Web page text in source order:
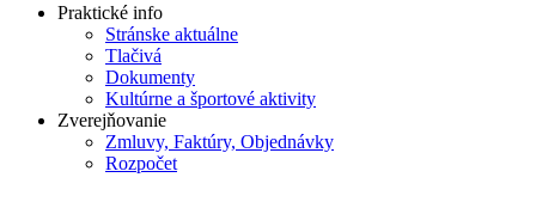
Praktické info
Stránske aktuálne
Tlačivá
Dokumenty
Kultúrne a športové aktivity
Zverejňovanie
Zmluvy, Faktúry, Objednávky
Rozpočet